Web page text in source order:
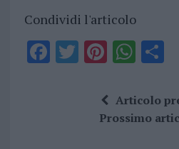
Condividi l'articolo
F T Pi
te
re
W
at
s
S
a
Articolo
Prossimo